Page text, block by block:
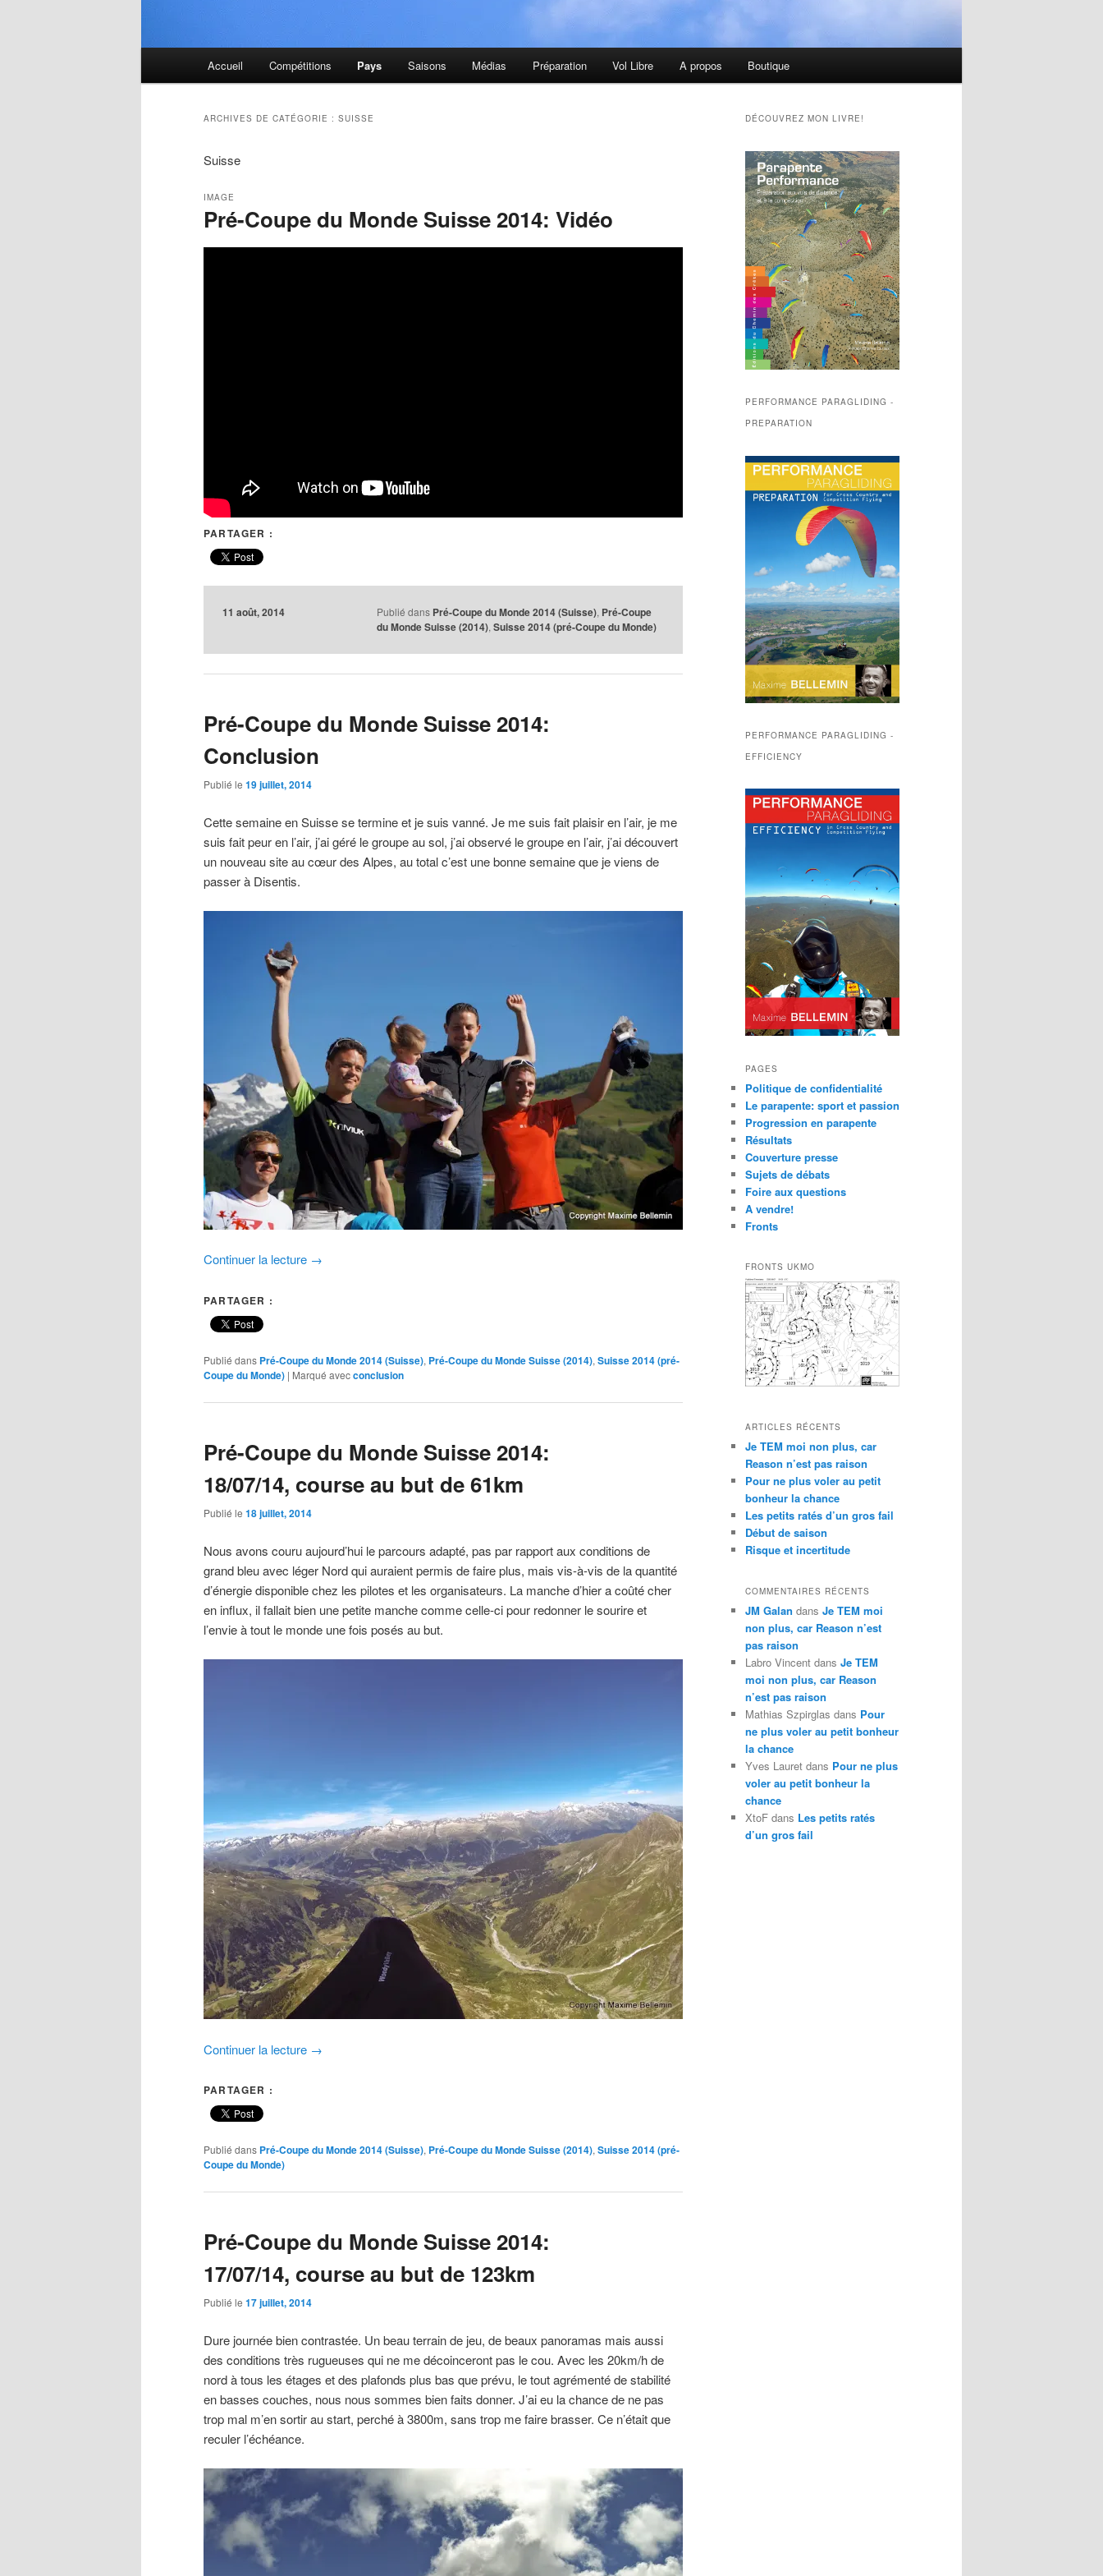
Accueil Compétitions Pays Saisons Médias Préparation Vol Libre A propos Boutique
ARCHIVES DE CATÉGORIE : SUISSE
Suisse
Pré-Coupe du Monde Suisse 2014: Vidéo
IMAGE
PARTAGER :
11 août, 2014 Publié dans Pré-Coupe du Monde 2014 (Suisse), Pré-Coupe
du Monde Suisse (2014),Suisse 2014 (pré-Coupe du Monde)
Pré-Coupe du Monde Suisse 2014:
Conclusion
Publié le 19 juillet, 2014
Cette semaine en Suisse se termine et je suis vanné. Je me suis fait plaisir en l’air, je me
suis fait peur en l’air, j’ai géré le groupe au sol, j’ai observé le groupe en l’air, j’ai découvert
un nouveau site au cœur des Alpes, au total c’est une bonne semaine que je viens de
passer à Disentis.
Continuer la lecture →
PARTAGER :
Publié dans Pré-Coupe du Monde 2014 (Suisse), Pré-Coupe du Monde Suisse (2014), Suisse 2014 (pré-
Coupe du Monde) | Marqué avecconclusion
Pré-Coupe du Monde Suisse 2014:
18/07/14, course au but de 61km
Publié le 18 juillet, 2014
Nous avons couru aujourd’hui le parcours adapté, pas par rapport aux conditions de
grand bleu avec léger Nord qui auraient permis de faire plus, mais vis-à-vis de la quantité
d’énergie disponible chez les pilotes et les organisateurs. La manche d’hier a coûté cher
en influx, il fallait bien une petite manche comme celle-ci pour redonner le sourire et
l’envie à tout le monde une fois posés au but.
Continuer la lecture →
PARTAGER :
Publié dans Pré-Coupe du Monde 2014 (Suisse), Pré-Coupe du Monde Suisse (2014), Suisse 2014 (pré-
Coupe du Monde)
Pré-Coupe du Monde Suisse 2014:
17/07/14, course au but de 123km
Publié le 17 juillet, 2014
Dure journée bien contrastée. Un beau terrain de jeu, de beaux panoramas mais aussi
des conditions très rugueuses qui ne me décoinceront pas le cou. Avec les 20km/h de
nord à tous les étages et des plafonds plus bas que prévu, le tout agrémenté de stabilité
en basses couches, nous nous sommes bien faits donner. J’ai eu la chance de ne pas
trop mal m’en sortir au start, perché à 3800m, sans trop me faire brasser. Ce n’était que
reculer l’échéance.
DÉCOUVREZ MON LIVRE!
PERFORMANCE PARAGLIDING -
PREPARATION
PERFORMANCE PARAGLIDING -
EFFICIENCY
PAGES
Politique de confidentialité
Le parapente: sport et passion
Progression en parapente
Résultats
Couverture presse
Sujets de débats
Foire aux questions
A vendre!
Fronts
FRONTS UKMO
ARTICLES RÉCENTS
Je TEM moi non plus, car
Reason n’est pas raison
Pour ne plus voler au petit
bonheur la chance
Les petits ratés d’un gros fail
Début de saison
Risque et incertitude
COMMENTAIRES RÉCENTS
JM Galan dans Je TEM moi
non plus, car Reason n’est
pas raison
Labro Vincent dans Je TEM
moi non plus, car Reason
n’est pas raison
Mathias Szpirglas dans Pour
ne plus voler au petit bonheur
la chance
Yves Lauret dans Pour ne plus
voler au petit bonheur la
chance
XtoF dans Les petits ratés
d’un gros fail